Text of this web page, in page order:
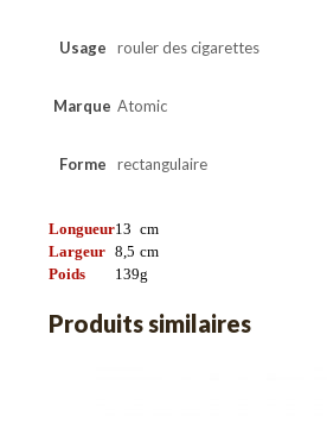
Usage rouler des cigarettes
Marque Atomic
Forme rectangulaire
Longueur13 cm
Largeur 8,5 cm
Poids
139g
Produits similaires